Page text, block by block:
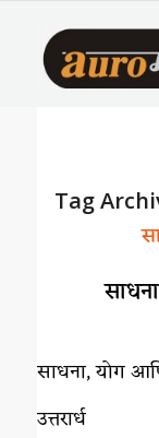
Tag
साधना, योग
उत्तरार्ध